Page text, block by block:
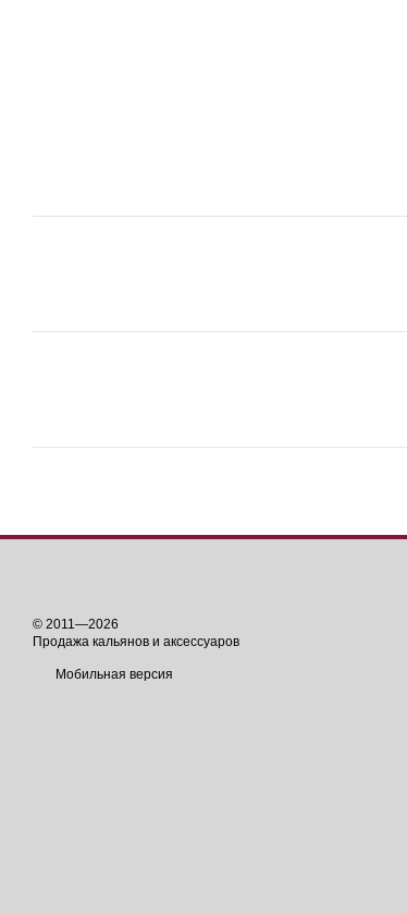
© 2011—2026
Продажа кальянов и аксессуаров
Мобильная версия